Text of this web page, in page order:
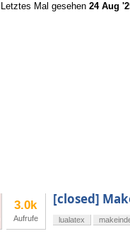
Letztes Mal gesehen 24 Aug
3.0k
Aufrufe
[closed]
lualatex